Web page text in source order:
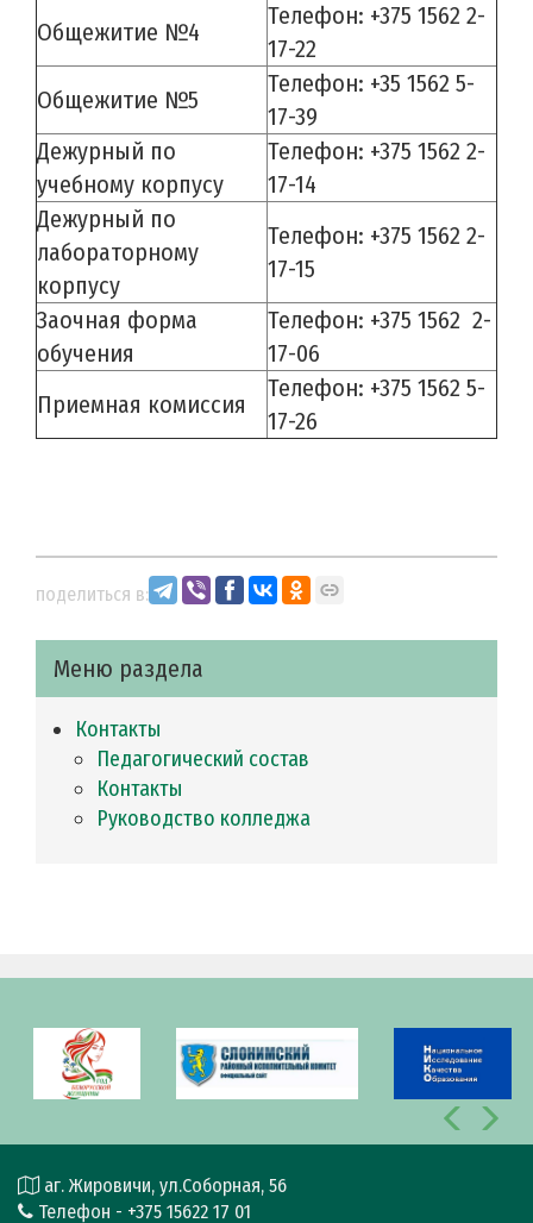
Общежитие №4
Телефон: +375 1562 2-
17-22
Общежитие №5
Телефон: +35 1562 5-
17-39
Дежурный по
учебному корпусу
Телефон: +375 1562 2-
17-14
Дежурный по
лабораторному
корпусу
Телефон: +375 1562 2-
17-15
Заочная форма
обучения
Телефон: +375 1562 2-
17-06
Приемная комиссия
Телефон: +375 1562 5-
17-26
поделиться в:
Меню раздела
Контакты
Педагогический состав
Контакты
Руководство колледжа
аг. Жировичи, ул.Соборная, 56
Телефон - +375 15622 17 01